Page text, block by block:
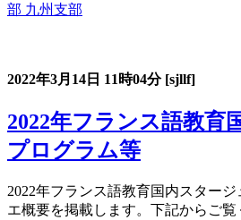
部 九州支部
2022年3月14日 11時04分 [sjllf]
2022年フランス語教育
プログラム等
2022年フランス語教育国内スター
エ概要を掲載します。下記からご覧